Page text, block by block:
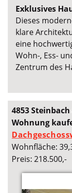
Exklusives
Dieses
klare
eine
Wohn-, Ess-
Zentrum des
4853
Wohnung
Wohnfläche:
Preis: 218.500,-